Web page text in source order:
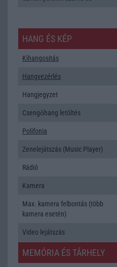
HANG ÉS KÉP
Kihangositás
Hangvezérlés
Hangjegyzet
Csengőhang letöltés
Polifonia
Zenelejátszás (Music Player)
Rádió
Kamera
Max. kamera felbontás (több
kamera esetén)
Video lejátszás
MEMÓRIA ÉS TÁRHELY